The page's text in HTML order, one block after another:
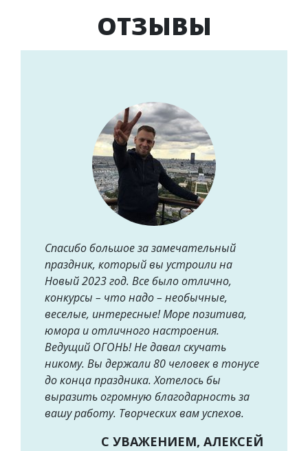
ОТЗЫВЫ
Спасибо большое за замечательный
праздник, который вы устроили на
Новый 2023 год. Все было отлично,
конкурсы – что надо – необычные,
веселые, интересные! Море позитива,
юмора и отличного настроения.
Ведущий ОГОНЬ! Не давал скучать
никому. Вы держали 80 человек в тонусе
до конца праздника. Хотелось бы
выразить огромную благодарность за
вашу работу. Творческих вам успехов.
С УВАЖЕНИЕМ, АЛЕКСЕЙ